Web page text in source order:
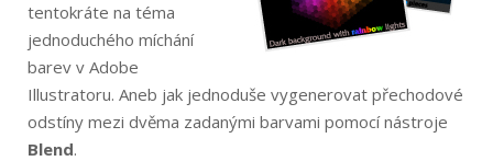
tentokráte na téma
jednoduchého míchání
barev v Adobe
Illustratoru. Aneb jak jednoduše vygenerovat přechodové
odstíny mezi dvěma zadanými barvami pomocí nástroje
Blend.